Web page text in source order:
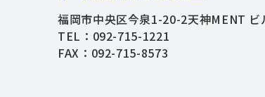
福岡市中央区今泉1-20-2天神MENT ビ
TEL：092-715-1221
FAX：092-715-8573